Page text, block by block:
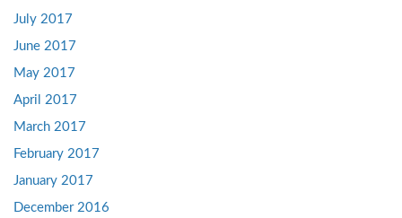
July 2017
June 2017
May 2017
April 2017
March 2017
February 2017
January 2017
December 2016